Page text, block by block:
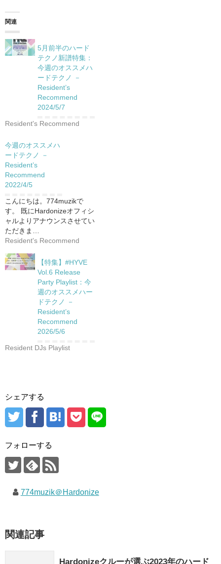
関連
5月前半のハード
テクノ新譜特集：
今週のオススメハ
ードテクノ －
Resident’s
Recommend
2024/5/7
Resident's Recommend
今週のオススメハ
ードテクノ －
Resident’s
Recommend
2022/4/5
こんにちは。774muzikで
す。 既にHardonizeオフィシ
ャルよりアナウンスさせてい
ただきま…
Resident's Recommend
【特集】#HYVE
Vol.6 Release
Party Playlist：今
週のオススメハー
ドテクノ －
Resident’s
Recommend
2026/5/6
Resident DJs Playlist
シェアする
フォローする
774muzik＠Hardonize
関連記事
Hardonizeクルーが選ぶ2023年のハード